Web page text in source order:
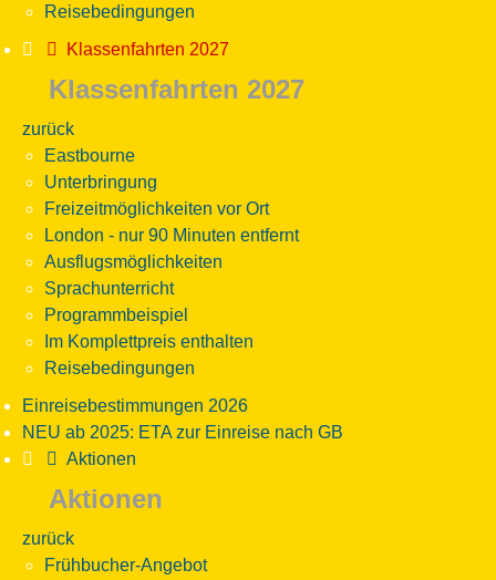
Reisebedingungen
Klassenfahrten 2027
Klassenfahrten 2027
zurück
Eastbourne
Unterbringung
Freizeitmöglichkeiten vor Ort
London - nur 90 Minuten entfernt
Ausflugsmöglichkeiten
Sprachunterricht
Programmbeispiel
Im Komplettpreis enthalten
Reisebedingungen
Einreisebestimmungen 2026
NEU ab 2025: ETA zur Einreise nach GB
Aktionen
Aktionen
zurück
Frühbucher-Angebot